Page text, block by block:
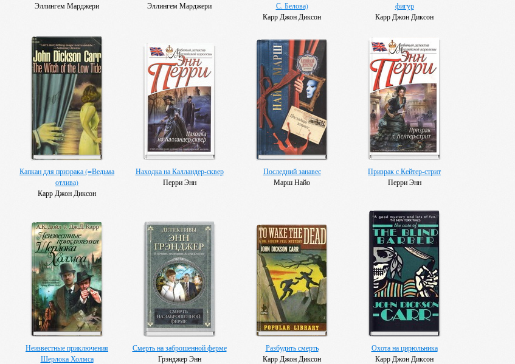
Эллингем Марджери
Эллингем Марджери
С. Белова)
Карр Джон Диксон
фигур
Карр Джон Диксон
Капкан для призрака (=Ведьма
отлива)
Карр Джон Диксон
Находка на Калландер-сквер
Перри Энн
Последний занавес
Марш Найо
Призрак с Кейтер-стрит
Перри Энн
Неизвестные приключения
Шерлока Холмса
Смерть на заброшенной ферме
Грэнджер Энн
Разбудить смерть
Карр Джон Диксон
Охота на цирюльника
Карр Джон Диксон